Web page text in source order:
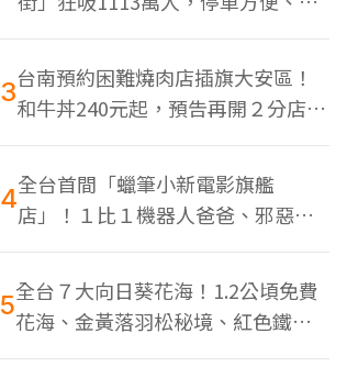
色美食多
3台南預約困難燒肉店插旗大安區！
和牛丼240元起，預告再開２分店、
地點曝光
4全台首間「蠟筆小新電影旗艦
店」！１比１機器人爸爸、邪惡正
男，百款周邊買翻
5全台７大向日葵花海！1.2公頃免費
花海、金黃落羽松秘境、紅色鐵橋
同框